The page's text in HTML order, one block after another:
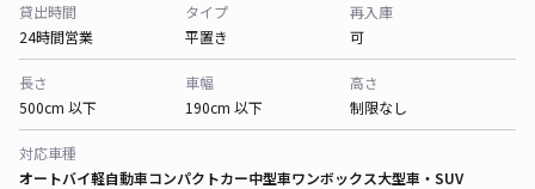
貸出時間
24時間営業
タイプ
平置き
再入庫
可
長さ
500cm 以下
車幅
190cm 以下
高さ
制限なし
対応車種
オートバイ軽自動車コンパクトカー中型車ワンボックス大型車・SUV